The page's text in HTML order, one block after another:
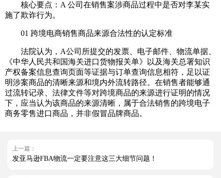
核心要点：A 公司在销售案涉商品过程中是否对李某实
施了欺诈行为。
01 跨境电商销售商品来源合法性的认定标准
法院认为，A公司所提交的发票、电子邮件、物流单据、
《中华人民共和国海关进口货物报关单》以及海关总署知识
产权备案信息查询页面等证据与订单查询信息相符，足以证
明涉案商品的清晰来源和境内外流转路径。在销售者能够通
过流转记录、法律文件等对跨境商品的来源进行证明的情况
下，应当认为该商品的来源清晰，属于合法销售的跨境电子
商务零售进口商品，并非假冒品牌商品。
上一篇：
发亚马逊FBA物流一定要注意这三大细节问题！